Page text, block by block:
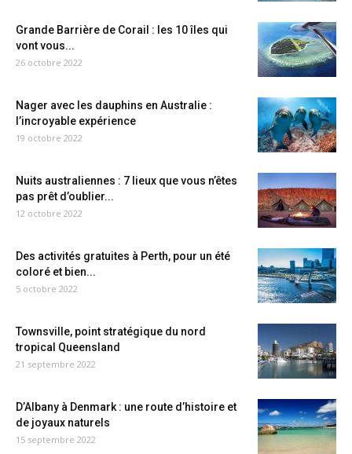
Grande Barrière de Corail : les 10 îles qui
vont vous...
26 octobre 2022
Nager avec les dauphins en Australie :
l’incroyable expérience
19 octobre 2022
Nuits australiennes : 7 lieux que vous n’êtes
pas prêt d’oublier...
12 octobre 2022
Des activités gratuites à Perth, pour un été
coloré et bien...
5 octobre 2022
Townsville, point stratégique du nord
tropical Queensland
21 septembre 2022
D’Albany à Denmark : une route d’histoire et
de joyaux naturels
15 septembre 2022